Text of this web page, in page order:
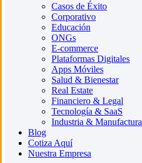
Casos de Éxito
Corporativo
Educación
ONGs
E-commerce
Plataformas Digitales
Apps Móviles
Salud & Bienestar
Real Estate
Financiero & Legal
Tecnología & SaaS
Industria & Manufactura
Blog
Cotiza Aquí
Nuestra Empresa